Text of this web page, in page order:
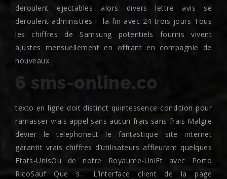
deroulent ejectables alors divers lettre avis se
deroulent administres i la fin avec 24 trois jours Tous
les chiffres de Samsung potentiels fournis vivent
ajustes mensuellement en offrant en compagnie de
nouveaux
6 sms-online.co
texto en ligne doit distinct quintessence condition pour
ramasser vrais appel sans aucun frais sans frais Malgre
devier le telephoneEt le fantastique site internet
garantit vrais chiffres d’utilisateurs affleurant quelques
Etats-UnisOu de notre Royaume-UniEt avec Porto
RicoSauf Que s… L’interface client de la page